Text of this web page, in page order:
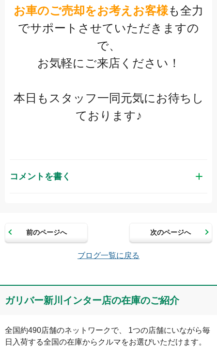
お車のご売却をお考えお客様も全力
でサポートさせていただきますの
で、
お気軽にご来店ください！
本日もスタッフ一同元気にお待ちし
ております♪
コメントを書く
メールアドレス（半角英数）
コメント
前のページへ 次のページへ
ブログ一覧に戻る
ガリバー新川インター店の在庫のご紹介
全国約490店舗のネットワークで、 1つの店舗にいながら毎
日入荷する全国の在庫からクルマをお選びいただけます。